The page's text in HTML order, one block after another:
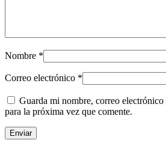
Nombre *
Correo electrónico *
Guarda mi nombre, correo
para la próxima vez que comente.